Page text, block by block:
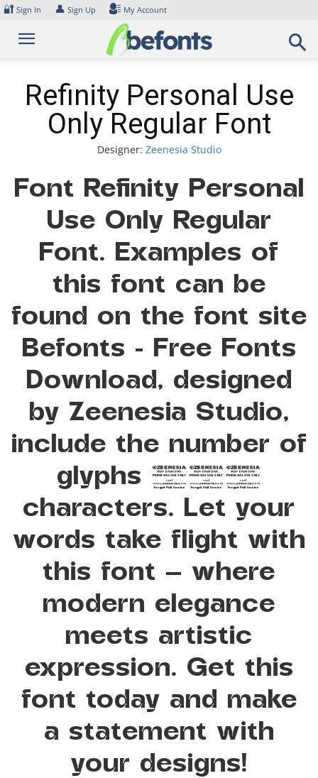
Skip
content
🔐 Sign In 👤 Sign Up My Account
Refinity Personal Use
Only Regular Font
Designer: Zeenesia Studio
Font Refinity Personal
Use Only Regular
Font. Examples of
this font can be
found on the font site
Befonts – Free Fonts
Download, designed
by Zeenesia Studio,
include the number of
glyphs 443
characters. Let your
words take flight with
this font — where
modern elegance
meets artistic
expression. Get this
font today and make
a statement with
your designs!